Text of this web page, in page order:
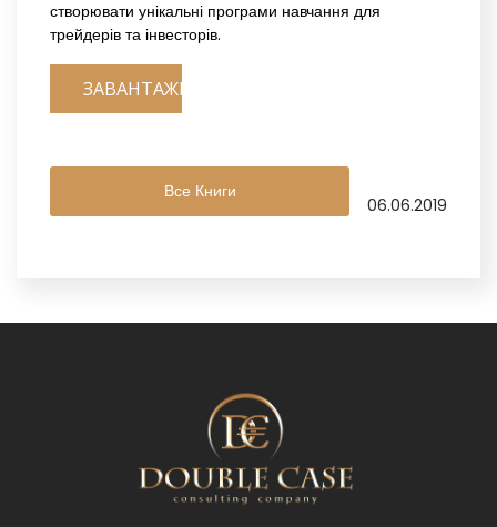
створювати унікальні програми навчання для
трейдерів та інвесторів.
ЗАВАНТАЖИТИ
Все Книги
06.06.2019